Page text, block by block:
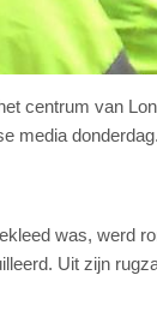
centrum van
media donderdag.
was, werd
Uit zijn